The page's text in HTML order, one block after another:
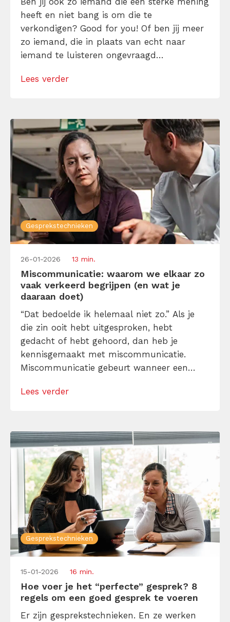
heeft en niet bang is om die te
verkondigen? Good for you! Of ben jij meer
zo iemand, die in plaats van echt naar
iemand te luisteren ongevraagd
het carnaval snoepgoed is? Het spijt me
Lees verder
Gesprekstechnieken
26-01-2026 13 min.
Miscommunicatie: waarom we elkaar zo
vaak verkeerd begrijpen (en wat je
daaraan doet)
“Dat bedoelde ik helemaal niet zo.” Als je
die zin ooit hebt uitgesproken, hebt
gedacht of hebt gehoord, dan heb je
kennisgemaakt met miscommunicatie.
Miscommunicatie gebeurt wanneer een
bedoeld. Simpel gezegd: jij zegt A, de ander
deadlines. Het komt helaas overal […]
Lees verder
Gesprekstechnieken
15-01-2026 16 min.
Hoe voer je het “perfecte” gesprek? 8
regels om een goed gesprek te voeren
Er zijn gesprekstechnieken. En ze werken